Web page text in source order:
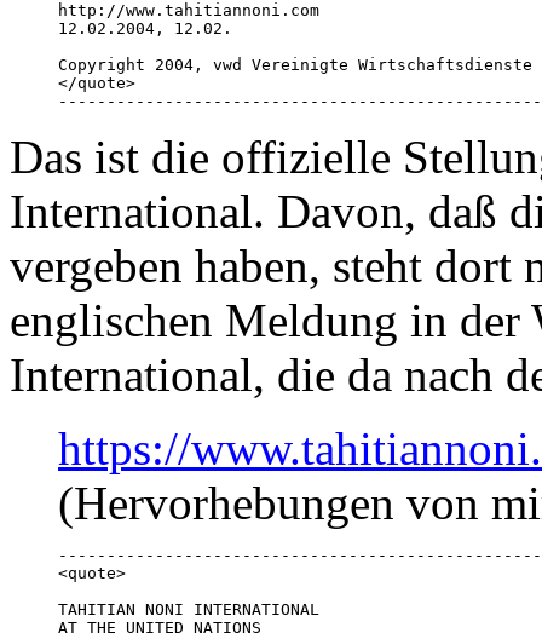
http://www.tahitiannoni.com
12.02.2004, 12.02.
Copyright 2004, vwd Vereinigte Wirtschaftsdienste
</quote>
Das ist die offizielle
International. Davon, daß
vergeben haben, steht dort
englischen Meldung in
International, die da nach
https://
(Hervorhebungen von
<quote>
TAHITIAN NONI INTERNATIONAL
AT THE UNITED NATIONS